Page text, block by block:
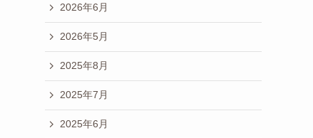
2026年6月
2026年5月
2025年8月
2025年7月
2025年6月